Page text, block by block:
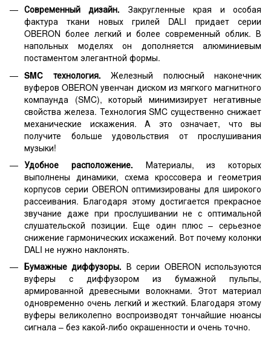
Современный дизайн. Закругленные края и особая
фактура ткани новых грилей DALI придает серии
OBERON более легкий и более современный облик. В
напольных моделях он дополняется алюминиевым
постаментом элегантной формы.
SMC технология. Железный полюсный наконечник
вуферов OBERON увенчан диском из мягкого магнитного
компаунда (SMC), который минимизирует негативные
свойства железа. Технология SMC существенно снижает
механические искажения. А это означает, что вы
получите больше удовольствия от прослушивания
музыки!
Удобное расположение. Материалы, из которых
выполнены динамики, схема кроссовера и геометрия
корпусов серии OBERON оптимизированы для широкого
рассеивания. Благодаря этому достигается прекрасное
звучание даже при прослушивании не с оптимальной
слушательской позиции. Еще один плюс – серьезное
снижение гармонических искажений. Вот почему колонки
DALI не нужно наклонять.
Бумажные диффузоры. В серии OBERON используются
вуферы с диффузором из бумажной пульпы,
армированной древесными волокнами. Этот материал
одновременно очень легкий и жесткий. Благодаря этому
вуферы великолепно воспроизводят тончайшие нюансы
сигнала – без какой-либо окрашенности и очень точно.